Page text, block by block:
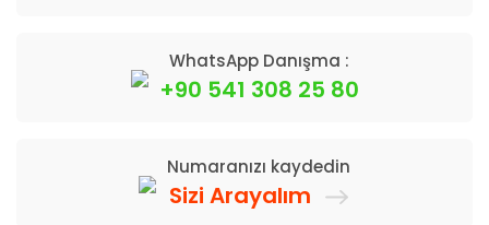
WhatsApp Danışma :
+90 541 308 25 80
Numaranızı kaydedin
Sizi Arayalım